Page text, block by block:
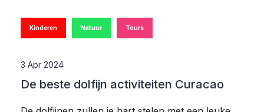
Kinderen Natuur Tours
3 Apr 2024
De beste dolfijn activiteiten Curacao